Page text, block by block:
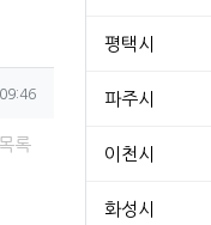
록
평택시
파주시
이천시
화성시